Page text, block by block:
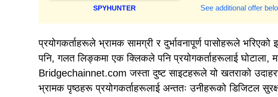
SPYHUNTER See additional offer
प्रयोगकर्ताहरूले भ्रामक सामग्री र दुर्भावनापूर्ण पासोहरूले भरिएको
पनि, गलत लिङ्कमा एक क्लिकले पनि प्रयोगकर्ताहरूलाई घोटाला,
Bridgechainnet.com जस्ता दुष्ट साइटहरूले यो खतराको
भ्रामक पृष्ठहरू प्रयोगकर्ताहरूलाई अन्ततः उनीहरूको डिजिटल